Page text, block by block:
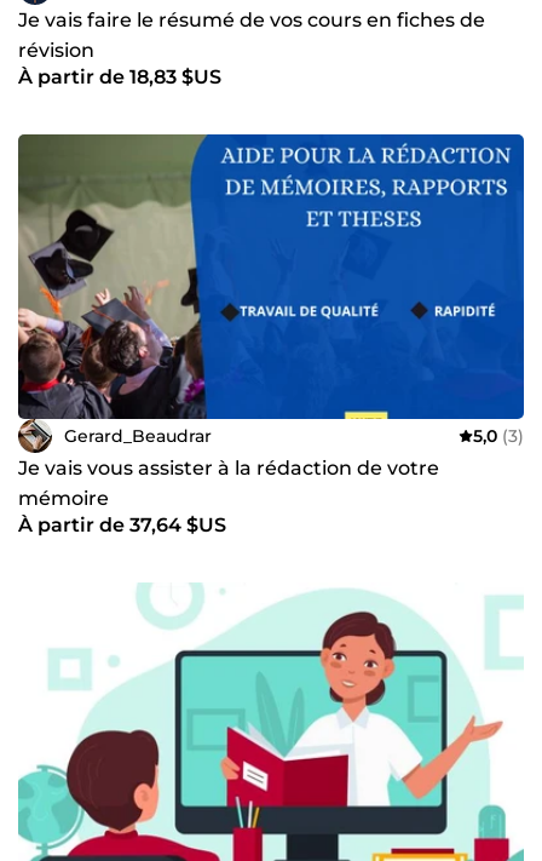
Je vais faire le résumé de vos cours en fiches de
révision
À partir de 18,83 $US
Gerard_Beaudrar 5,0 (3)
Je vais vous assister à la rédaction de votre
mémoire
À partir de 37,64 $US